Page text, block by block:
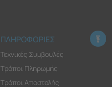
ΠΛΗΡΟΦΟΡΙΕΣ
Τεχνικές Συμβουλές
Τρόποι Πληρωμής
Τρόποι Αποστολής